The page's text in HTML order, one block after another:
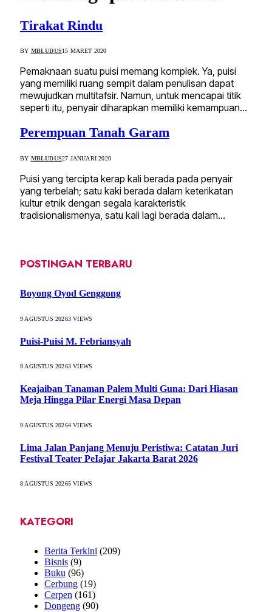
Tirakat Rindu
BY MBLUDUS15 MARET 2020
Pemaknaan suatu puisi memang komplek. Ya, puisi
yang memiliki ruang sempit dalam penulisan dapat
mewujudkan multitafsir. Namun, untuk mencapai titik
seperti itu, penyair diharapkan memiliki kemampuan…
Perempuan Tanah Garam
BY MBLUDUS27 JANUARI 2020
Puisi yang tercipta kerap kali berada pada penyair
yang terbelah; satu kaki berada dalam keterikatan
kultur etnik dengan segala karakteristik
tradisionalismenya, satu kali lagi berada dalam…
POSTINGAN TERBARU
Boyong Oyod Genggong
9 AGUSTUS 20263VIEWS
Puisi-Puisi M. Febriansyah
9 AGUSTUS 20263VIEWS
Keajaiban Tanaman Palem Multi Guna: Dari Hiasan
Meja Hingga Pilar Energi Masa Depan
9 AGUSTUS 20264VIEWS
Lima Jalan Panjang Menuju Peristiwa: Catatan Juri
FestivaI Teater PeIajar Jakarta Barat 2026
8 AGUSTUS 20265VIEWS
KATEGORI
Berita Terkini (209)
Bisnis (9)
Buku (96)
Cerbung (19)
Cerpen (161)
Dongeng (90)